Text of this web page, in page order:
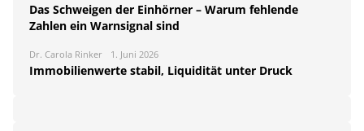
Das Schweigen der Einhörner – Warum fehlende
Zahlen ein Warnsignal sind
Dr. Carola Rinker 1. Juni 2026
Immobilienwerte stabil, Liquidität unter Druck